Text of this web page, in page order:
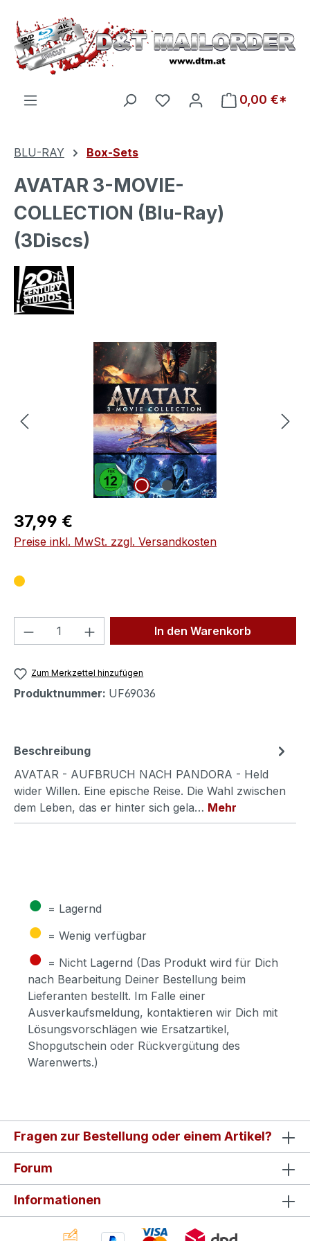
Zum Hauptinhalt springen
Du hast 0 Produkte auf
0,00 €*
BLU-RAY Box-Sets
AVATAR 3-MOVIE-
COLLECTION (Blu-Ray)
(3Discs)
Bildergalerie überspringen
Regulärer Preis:
37,99 €
Preise inkl. MwSt. zzgl. Versandkosten
Produkt Anzahl: Gib denIn den Warenkorb
Zum Merkzettel hinzufügen
Produktnummer: UF69036
Beschreibung
AVATAR - AUFBRUCH NACH PANDORA - Held
wider Willen. Eine epische Reise. Die Wahl zwischen
dem Leben, das er hinter sich gela… Mehr
● = Lagernd
● = Wenig verfügbar
● = Nicht Lagernd (Das Produkt wird für Dich
nach Bearbeitung Deiner Bestellung beim
Lieferanten bestellt. Im Falle einer
Ausverkaufsmeldung, kontaktieren wir Dich mit
Lösungsvorschlägen wie Ersatzartikel,
Shopgutschein oder Rückvergütung des
Warenwerts.)
Fragen zur Bestellung oder einem Artikel?
Forum
Informationen